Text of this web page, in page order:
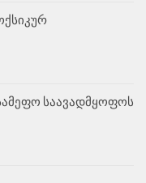
საავადმყოფოს